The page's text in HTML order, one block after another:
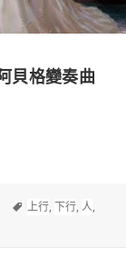
貝格變奏曲
貝格變奏曲
標
上行,下行,人,
阿貝格變奏曲(Abegg